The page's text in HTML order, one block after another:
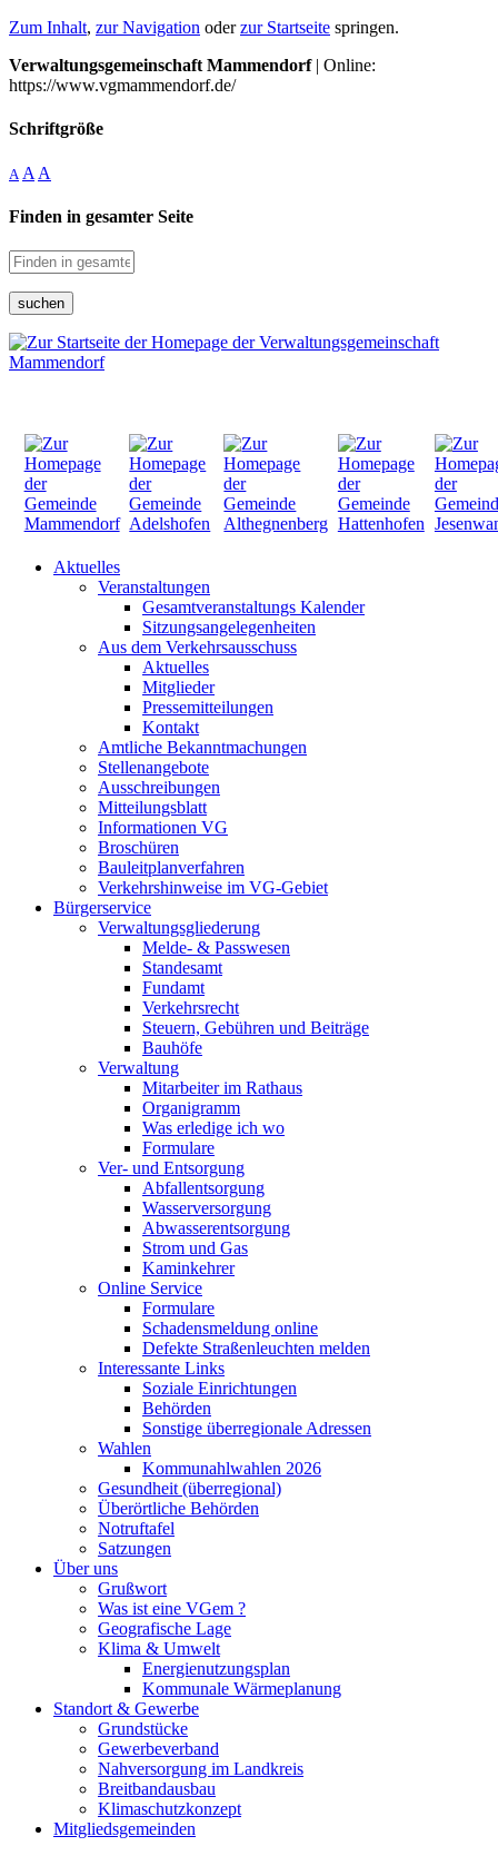
Zum Inhalt, zur Navigation oderzur Startseite springen.
Verwaltungsgemeinschaft Mammendorf| Online:
https://www.vgmammendorf.de/
Schriftgröße
A A A
Finden in gesamter Seite
suchen
Aktuelles
Veranstaltungen
Gesamtveranstaltungs Kalender
Sitzungsangelegenheiten
Aus dem Verkehrsausschuss
Aktuelles
Mitglieder
Pressemitteilungen
Kontakt
Amtliche Bekanntmachungen
Stellenangebote
Ausschreibungen
Mitteilungsblatt
Informationen VG
Broschüren
Bauleitplanverfahren
Verkehrshinweise im VG-Gebiet
Bürgerservice
Verwaltungsgliederung
Melde- & Passwesen
Standesamt
Fundamt
Verkehrsrecht
Steuern, Gebühren und Beiträge
Bauhöfe
Verwaltung
Mitarbeiter im Rathaus
Organigramm
Was erledige ich wo
Formulare
Ver- und Entsorgung
Abfallentsorgung
Wasserversorgung
Abwasserentsorgung
Strom und Gas
Kaminkehrer
Online Service
Formulare
Schadensmeldung online
Defekte Straßenleuchten melden
Interessante Links
Soziale Einrichtungen
Behörden
Sonstige überregionale Adressen
Wahlen
Kommunahlwahlen 2026
Gesundheit (überregional)
Überörtliche Behörden
Notruftafel
Satzungen
Über uns
Grußwort
Was ist eine VGem ?
Geografische Lage
Klima & Umwelt
Energienutzungsplan
Kommunale Wärmeplanung
Standort & Gewerbe
Grundstücke
Gewerbeverband
Nahversorgung im Landkreis
Breitbandausbau
Klimaschutzkonzept
Mitgliedsgemeinden